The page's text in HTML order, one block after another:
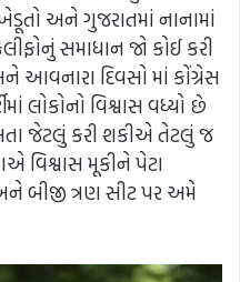
અને ગુજરાતમાં નાનામાં
સમાધાન જો કોઈ કરી
આવનારા દિવસો માં કોંગ્રેસ
લોકોનો વિશ્વાસ વધ્યો છે
જેટલું કરી શકીએ તેટલું જ
વિશ્વાસ મૂકીને પેટા
બીજી ત્રણ સીટ પર અમે